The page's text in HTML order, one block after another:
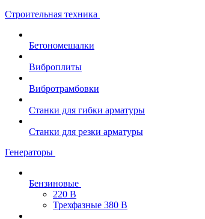
Строительная техника
Бетономешалки
Виброплиты
Вибротрамбовки
Станки для гибки арматуры
Станки для резки арматуры
Генераторы
Бензиновые
220 В
Трехфазные 380 В